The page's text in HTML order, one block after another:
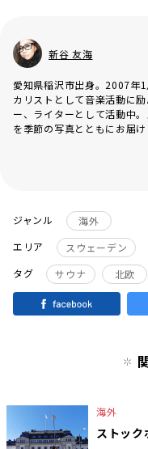
新谷 友海
愛知県稲沢市出身。2007年
カリストとして音楽活動に
ー、ライターとして活動中
を季節の写真とともにお届け
ジャンル
海外
エリア
スウェーデン
タグ
サウナ 北欧
海外
ストック